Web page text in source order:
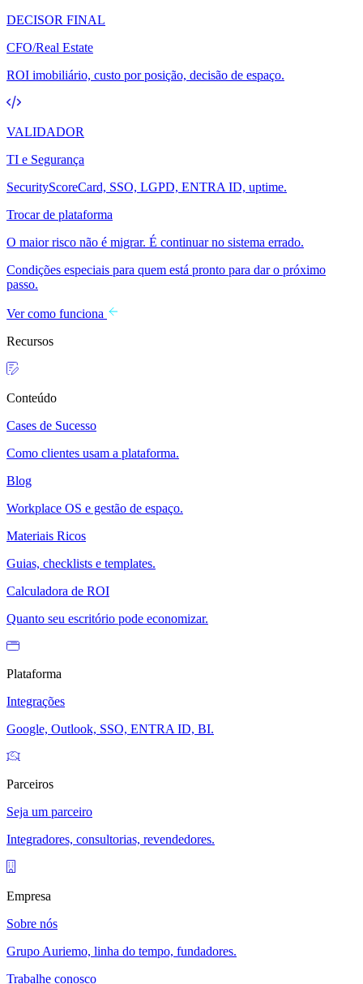
DECISOR FINAL
CFO/Real Estate
ROI imobiliário, custo por posição, decisão de espaço.
VALIDADOR
TI e Segurança
SecurityScoreCard, SSO, LGPD, ENTRA ID, uptime.
Trocar de plataforma
O maior risco não é migrar. É continuar no sistema errado.
Condições especiais para quem está pronto para dar o próximo
passo.
Ver como funciona
Recursos
Conteúdo
Cases de Sucesso
Como clientes usam a plataforma.
Blog
Workplace OS e gestão de espaço.
Materiais Ricos
Guias, checklists e templates.
Calculadora de ROI
Quanto seu escritório pode economizar.
Plataforma
Integrações
Google, Outlook, SSO, ENTRA ID, BI.
Parceiros
Seja um parceiro
Integradores, consultorias, revendedores.
Empresa
Sobre nós
Grupo Auriemo, linha do tempo, fundadores.
Trabalhe conosco